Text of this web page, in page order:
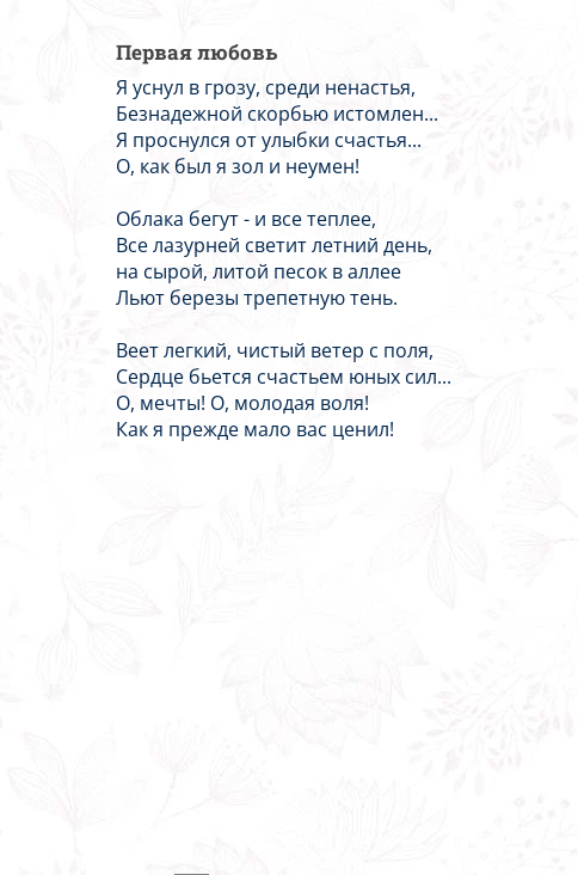
Первая любовь
Я уснул в грозу, среди ненастья,
Безнадежной скорбью истомлен...
Я проснулся от улыбки счастья...
О, как был я зол и неумен!
Облака бегут - и все теплее,
Все лазурней светит летний день,
на сырой, литой песок в аллее
Льют березы трепетную тень.
Веет легкий, чистый ветер с поля,
Сердце бьется счастьем юных сил...
О, мечты! О, молодая воля!
Как я прежде мало вас ценил!